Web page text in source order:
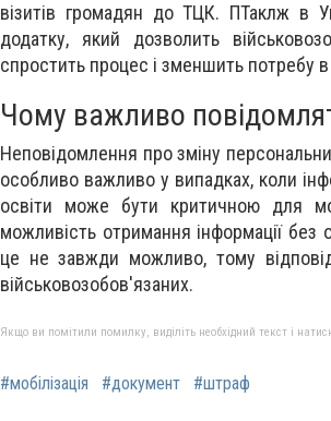
візитів громадян до ТЦК. ПТаклж в
додатку, який дозволить
спростить процес і зменшить потребу в
Чому важливо
Неповідомлення про зміну
особливо важливо у випадках, коли
освіти може бути критичною для
можливість отримання інформації
це не завжди можливо, тому
військовозобов'язаних.
Якщо ви помітили помилку, виділіть необхідний текст і
#мобілізація #документ #штраф